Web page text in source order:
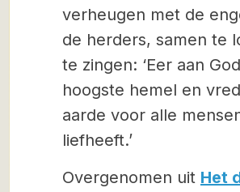
verheugen met de
de herders, samen te
te zingen: ‘Eer aan
hoogste hemel en
aarde voor alle
liefheeft.’
Overgenomen uit Het